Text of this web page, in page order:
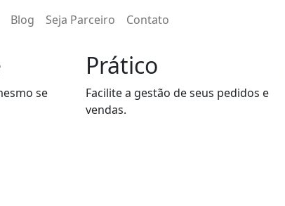
Blog Seja Parceiro Contato
se
Prático
Facilite a gestão de seus pedidos e
vendas.